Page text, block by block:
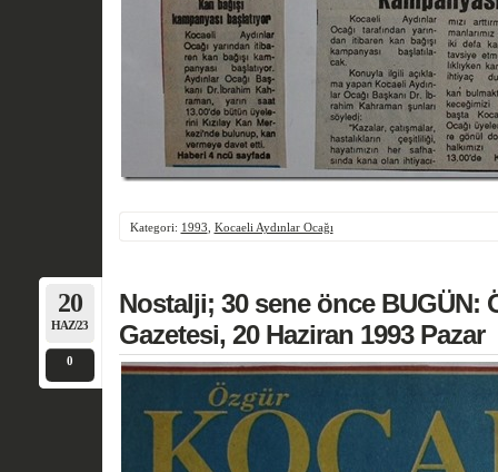
Kategori: 1993 Kocaeli Aydınlar Ocağı
20
HAZ/23
0
Nostalji; 30 sene önce BUGÜN:
Gazetesi, 20 Haziran 1993 Pazar